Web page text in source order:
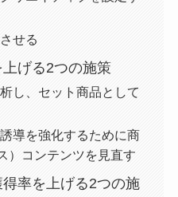
せる
げる2つの施策
し、セット商品として
導を強化するために商
）コンテンツを見直す
率を上げる2つの施